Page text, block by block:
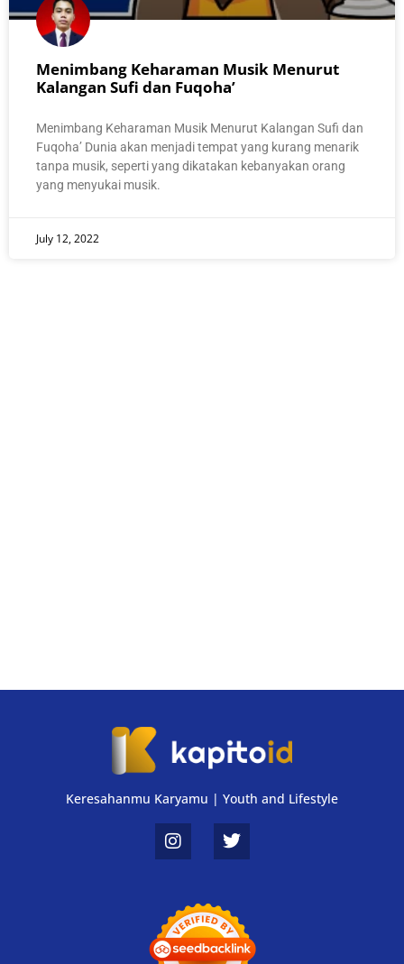
Menimbang Keharaman Musik Menurut
Kalangan Sufi dan Fuqoha’
Menimbang Keharaman Musik Menurut Kalangan Sufi dan
Fuqoha’ Dunia akan menjadi tempat yang kurang menarik
tanpa musik, seperti yang dikatakan kebanyakan orang
yang menyukai musik.
July 12, 2022
Keresahanmu Karyamu | Youth and Lifestyle